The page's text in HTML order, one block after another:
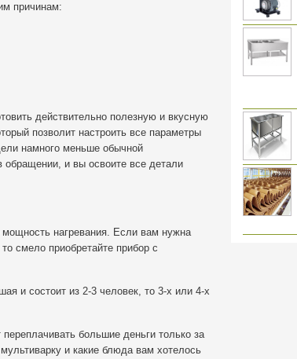
причинам:
действительно полезную и вкусную
позволит настроить все параметры
намного меньше обычной
и вы освоите все детали
мощность нагревания. Если вам нужна
смело приобретайте прибор с
и состоит из 2-3 человек, то 3-х или 4-х
большие деньги только за
и какие блюда вам хотелось